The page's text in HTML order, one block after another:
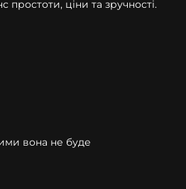
ціни та зручності.
вона не буде